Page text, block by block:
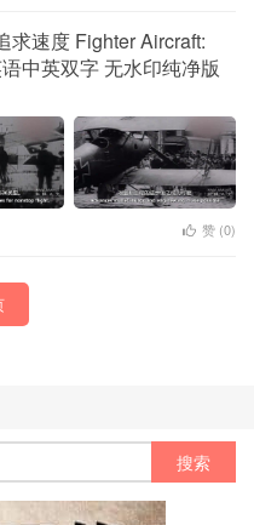
求速度 Fighter Aircraft:
中英双字 无水印纯净版
赞 (0)